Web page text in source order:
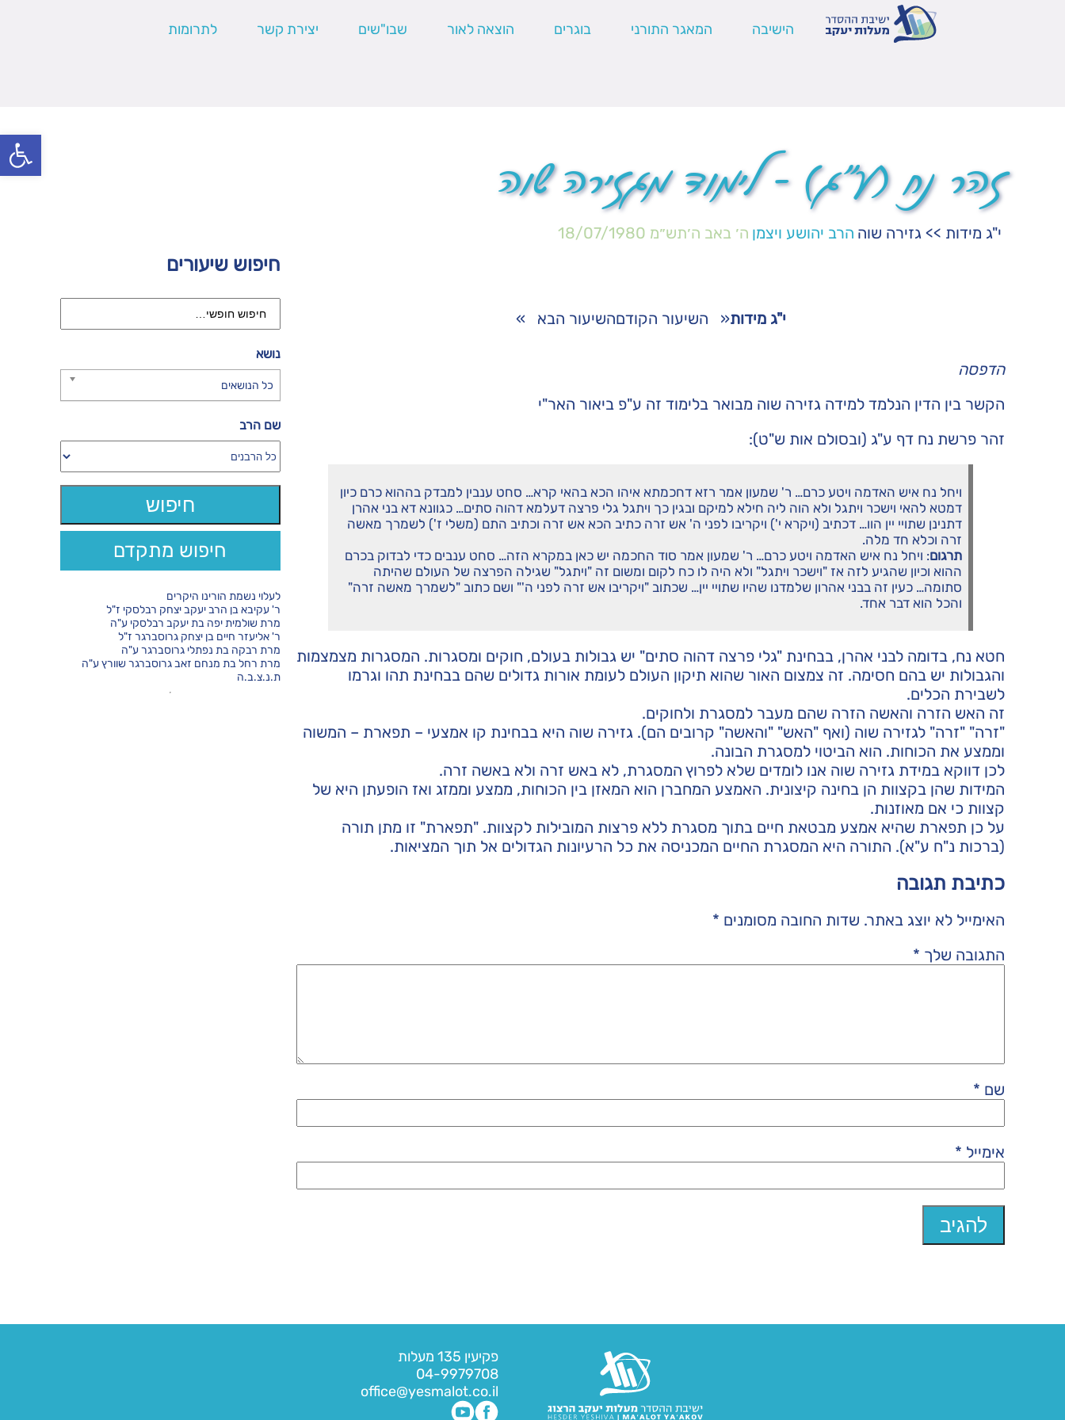
פתח
הישיבה המאגר התורני בוגרים הוצאה לאור שבו"שים יצירת קשר לתרומות
זהר נח (ע"ג) – לימוד מגזירה שוה
י"ג מידות >> גזירה שוה הרב יהושע ויצמן ה׳ באב ה׳תש״מ 18/07/1980
י"ג מידות« השיעור הקודםהשיעור הבא »
הדפסה
הקשר בין הדין הנלמד למידה גזירה שוה מבואר בלימוד זה ע"פ ביאור האר"י
זהר פרשת נח דף ע"ג (ובסולם אות ש"ט):
ויחל נח איש האדמה ויטע כרם… ר' שמעון אמר רזא דחכמתא איהו הכא בהאי קרא… סחט ענבין למבדק בההוא כרם כיון
דמטא להאי וישכר ויתגל ולא הוה ליה חילא למיקם ובגין כך ויתגל גלי פרצה דעלמא דהוה סתים… כגוונא דא בני אהרן
דתנינן שתויי יין הוו… דכתיב (ויקרא י') ויקריבו לפני ה' אש זרה כתיב הכא אש זרה וכתיב התם (משלי ז') לשמרך מאשה
זרה וכלא חד מלה.
תרגום: ויחל נח איש האדמה ויטע כרם… ר' שמעון אמר סוד החכמה יש כאן במקרא הזה… סחט ענבים כדי לבדוק בכרם
ההוא וכיון שהגיע לזה אז "וישכר ויתגל" ולא היה לו כח לקום ומשום זה "ויתגל" שגילה הפרצה של העולם שהיתה
סתומה… כעין זה בבני אהרון שלמדנו שהיו שתויי יין… שכתוב "ויקריבו אש זרה לפני ה'" ושם כתוב "לשמרך מאשה זרה"
והכל הוא דבר אחד.
חטא נח, בדומה לבני אהרן, בבחינת "גלי פרצה דהוה סתים" יש גבולות בעולם, חוקים ומסגרות. המסגרות מצמצמות
והגבולות יש בהם חסימה. זה צמצום האור שהוא תיקון העולם לעומת אורות גדולים שהם בבחינת תהו וגרמו
לשבירת הכלים.
זה האש הזרה והאשה הזרה שהם מעבר למסגרת ולחוקים.
"זרה" "זרה" לגזירה שוה (ואף "האש" "והאשה" קרובים הם). גזירה שוה היא בבחינת קו אמצעי – תפארת – המשוה
וממצע את הכוחות. הוא הביטוי למסגרת הבונה.
לכן דווקא במידת גזירה שוה אנו לומדים שלא לפרוץ המסגרת, לא באש זרה ולא באשה זרה.
המידות שהן בקצוות הן בחינה קיצונית. האמצע המחברן הוא המאזן בין הכוחות, ממצע וממזג ואז הופעתן היא של
קצוות כי אם מאוזנות.
על כן תפארת שהיא אמצע מבטאת חיים בתוך מסגרת ללא פרצות המובילות לקצוות. "תפארת" זו מתן תורה
(ברכות נ"ח ע"א). התורה היא המסגרת החיים המכניסה את כל הרעיונות הגדולים אל תוך המציאות.
כתיבת תגובה
האימייל לא יוצג באתר. שדות החובה מסומנים *
התגובה שלך *
שם *
אימייל *
חיפוש שיעורים
נושא
כל הנושאים
שם הרב
חיפוש מתקדם
לעלוי נשמת הורינו היקרים
ר' עקיבא בן הרב יעקב יצחק רבלסקי ז"ל
מרת שולמית יפה בת יעקב רבלסקי ע"ה
ר' אליעזר חיים בן יצחק גרוסברגר ז"ל
מרת רבקה בת נפתלי גרוסברגר ע"ה
מרת רחל בת מנחם זאב גרוסברגר שוורץ ע"ה
ת.נ.צ.ב.ה
פקיעין 135 מעלות
04-9979708
office@yesmalot.co.il